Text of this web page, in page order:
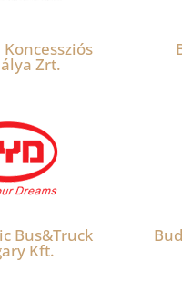
Zrt.
Bus&Truck
Kft.